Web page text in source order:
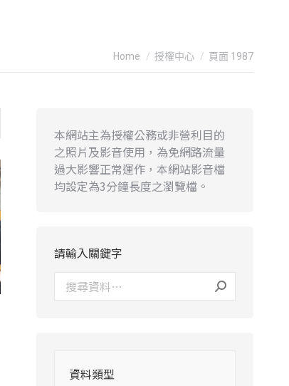
You are here:
Home 授權中心 頁面 1987
本網站主為授權公務或非營利目的
之照片及影音使用，為免網路流量
過大影響正常運作，本網站影音檔
均設定為3分鐘長度之瀏覽檔。
請輸入關鍵字
資料類型